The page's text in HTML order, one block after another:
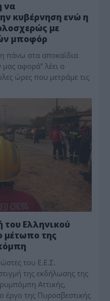
να
κυβέρνηση ενώ η
με
μποφόρ
πάνω στα αποκαΐδια
μας αφορά” λέει ο
ώρες που μετράμε τις
Ελληνικού
μέτωπο της
του Ε.Ε.Σ.
της εκδήλωσης της
Αττικής,
έργο της Πυροσβεστικής